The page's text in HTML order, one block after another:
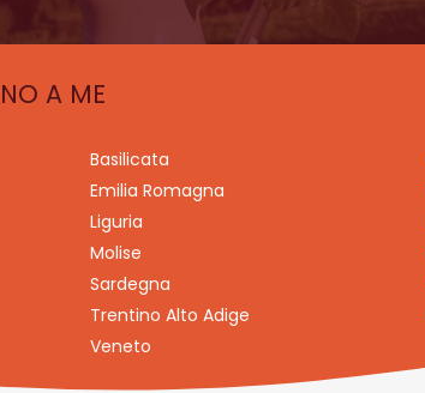
A ME
Basilicata
Emilia Romagna
Liguria
Molise
Sardegna
Trentino Alto Adige
Veneto